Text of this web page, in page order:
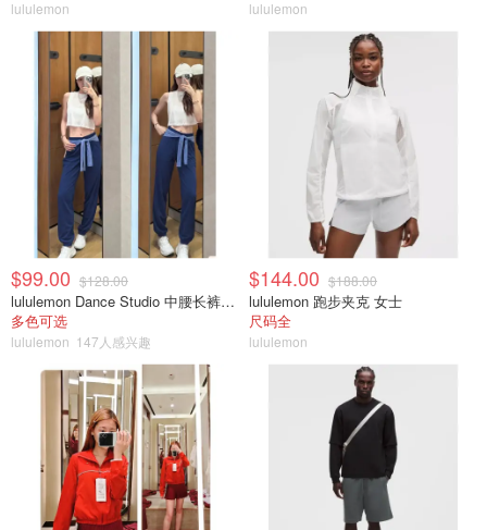
lululemon lululemon
$99.00 $128.00
lululemon Dance Studio 中腰长裤 女装常规款
多色可选
lululemon 147人感兴趣
$144.00 $188.00
lululemon 跑步夹克 女士
尺码全
lululemon